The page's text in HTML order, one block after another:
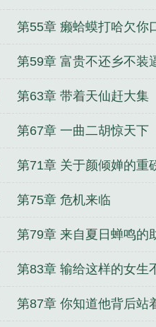
车了
第55章 癞蛤蟆打哈欠你
不小啊
第59章 富贵不还乡不装
锦衣夜行
第63章 带着天仙赶大集
第67章 一曲二胡惊天下
第71章 关于颜倾婵的重
第75章 危机来临
第79章 来自夏日蝉鸣的
第83章 输给这样的女生
不丢人
第87章 你知道他背后站